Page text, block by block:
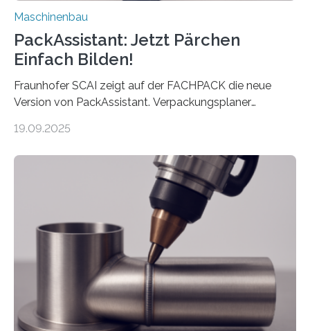
Maschinenbau
PackAssistant: Jetzt Pärchen
Einfach Bilden!
Fraunhofer SCAI zeigt auf der FACHPACK die neue
Version von PackAssistant. Verpackungsplaner
Automobil, Maschinenbau und in der Zulieferindustrie.
Teile als eine Einheit verpacken. Die Anordnung kann
der Benutzer vorgeben und erhält so mehr Kontrolle
über die Positionierung der Bauteile. Die ebenfalls neue
Automatisierungsschnittstelle dient dazu, die Software
besser in spezifische Unternehmensprozesse
einzubinden. Sankt Augustin – Zur Messe FACHPACK
vom 23. bis 25. September in Nürnberg…
19.09.2025